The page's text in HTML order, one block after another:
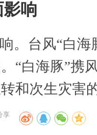
影响
。台风“白
“白海豚”携
和次生灾害
享